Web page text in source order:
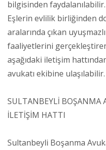
bilgisinden faydalanılabilir.
Eşlerin evlilik birliğinden
aralarında çıkan
faaliyetlerini
aşağıdaki iletişim
avukatı ekibine ulaşılabilir.
SULTANBEYLİ BOŞANMA
İLETİŞİM HATTI
Sultanbeyli Boşanma